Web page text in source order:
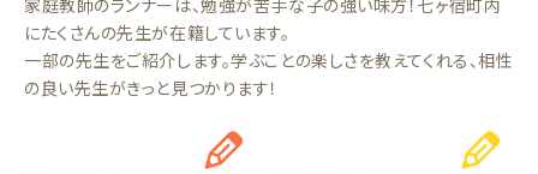
家庭教師のランナーは、勉強が苦手な子の強い味方！七ヶ宿町内
にたくさんの先生が在籍しています。
一部の先生をご紹介します。学ぶことの楽しさを教えてくれる、相性
の良い先生がきっと見つかります！